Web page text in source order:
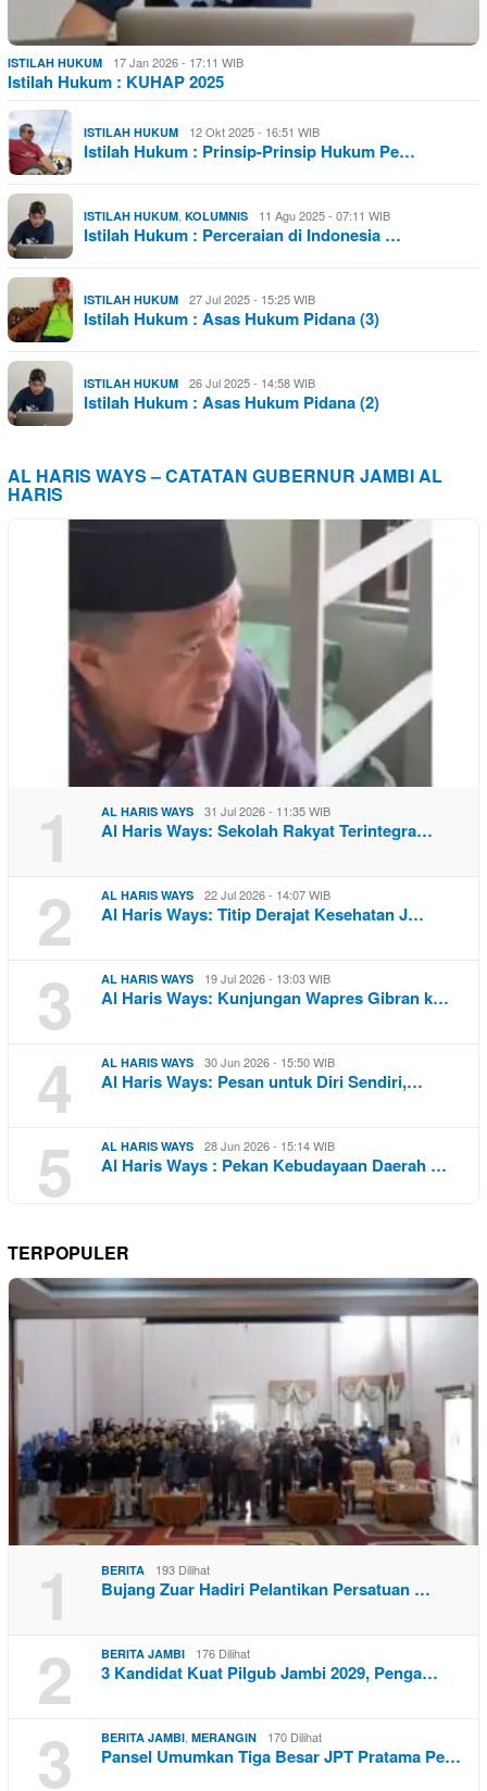
ISTILAH HUKUM 17 Jan 2026 - 17:11 WIB
Istilah Hukum : KUHAP 2025
ISTILAH HUKUM 12 Okt 2025 - 16:51 WIB
Istilah Hukum : Prinsip-Prinsip Hukum Pe…
ISTILAH HUKUM, KOLUMNIS 11 Agu 2025 - 07:11 WIB
Istilah Hukum : Perceraian di Indonesia …
ISTILAH HUKUM 27 Jul 2025 - 15:25 WIB
Istilah Hukum : Asas Hukum Pidana (3)
ISTILAH HUKUM 26 Jul 2025 - 14:58 WIB
Istilah Hukum : Asas Hukum Pidana (2)
AL HARIS WAYS – CATATAN GUBERNUR JAMBI AL
HARIS
1 AL HARIS WAYS 31 Jul 2026 - 11:35 WIB
Al Haris Ways: Sekolah Rakyat Terintegra…
2 AL HARIS WAYS 22 Jul 2026 - 14:07 WIB
Al Haris Ways: Titip Derajat Kesehatan J…
3 AL HARIS WAYS 19 Jul 2026 - 13:03 WIB
Al Haris Ways: Kunjungan Wapres Gibran k…
4 AL HARIS WAYS 30 Jun 2026 - 15:50 WIB
Al Haris Ways: Pesan untuk Diri Sendiri,…
5 AL HARIS WAYS 28 Jun 2026 - 15:14 WIB
Al Haris Ways : Pekan Kebudayaan Daerah …
TERPOPULER
1 BERITA 193 Dilihat
Bujang Zuar Hadiri Pelantikan Persatuan …
2 BERITA JAMBI 176 Dilihat
3 Kandidat Kuat Pilgub Jambi 2029, Penga…
3 BERITA JAMBI, MERANGIN 170 Dilihat
Pansel Umumkan Tiga Besar JPT Pratama Pe…